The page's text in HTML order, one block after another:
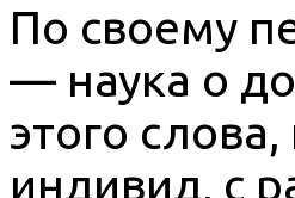
По своему
— наука о
этого
индивид, с